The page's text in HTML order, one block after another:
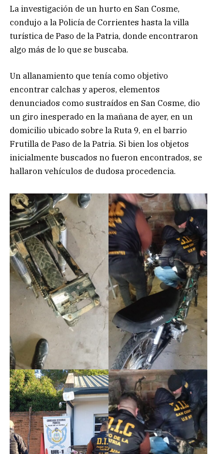
La investigación de un hurto en San Cosme,
condujo a la Policía de Corrientes hasta la villa
turística de Paso de la Patria, donde encontraron
algo más de lo que se buscaba.
Un allanamiento que tenía como objetivo
encontrar calchas y aperos, elementos
denunciados como sustraídos en San Cosme, dio
un giro inesperado en la mañana de ayer, en un
domicilio ubicado sobre la Ruta 9, en el barrio
Frutilla de Paso de la Patria. Si bien los objetos
inicialmente buscados no fueron encontrados, se
hallaron vehículos de dudosa procedencia.